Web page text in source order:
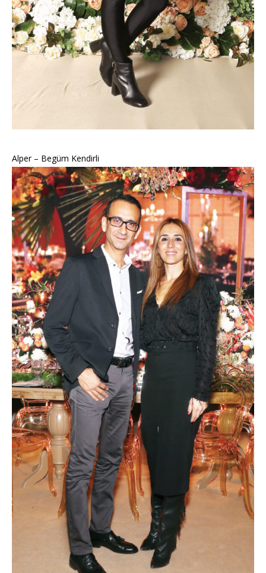
Alper – Begüm Kendirli